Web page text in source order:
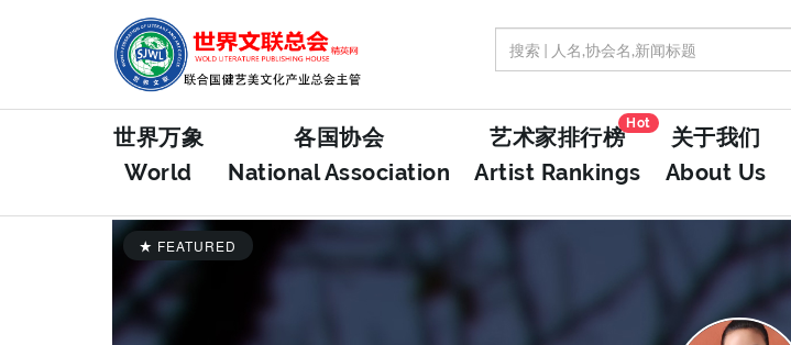
世界万象
World
各国协会
National Association
艺术家排行榜
Artist Rankings
Hot
关于我们
About Us
FEATURED